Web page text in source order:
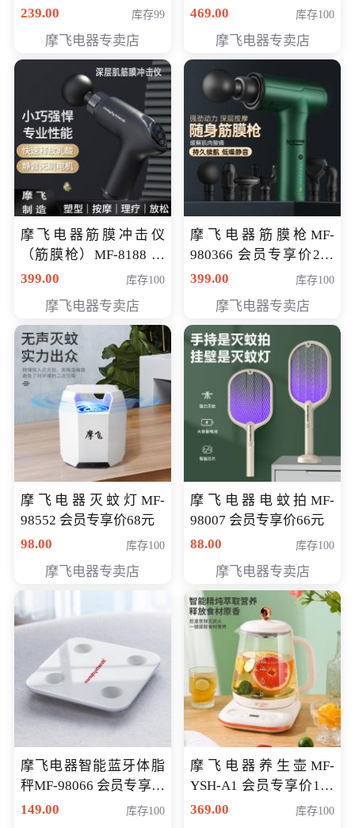
元
239.00 库存99
摩飞电器专卖店
MF-HG30 ） 会员专享价
469.00 库存100
摩飞电器专卖店
摩飞电器筋膜冲击仪
（筋膜枪）MF-8188 会
员专享价268元
399.00 库存100
摩飞电器专卖店
摩飞电器筋膜枪MF-
980366 会员专享价299
元
399.00 库存100
摩飞电器专卖店
摩飞电器灭蚊灯MF-
98552 会员专享价68元
98.00
库存100
摩飞电器专卖店
摩飞电器电蚊拍MF-
98007 会员专享价66元
88.00
库存100
摩飞电器专卖店
摩飞电器智能蓝牙体脂
秤MF-98066 会员专享价
98元
149.00 库存100
摩飞电器养生壶MF-
YSH-A1 会员专享价198
元
369.00 库存100